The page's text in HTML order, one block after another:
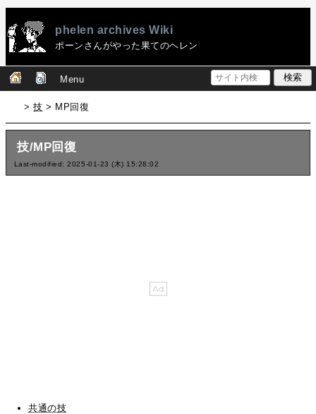
phelen archives Wiki
ポーンさんがやった果てのヘレン
Menu
>技 > MP回復
技/MP回復
Last-modified: 2025-01-23 (木) 15:28:02
共通の技